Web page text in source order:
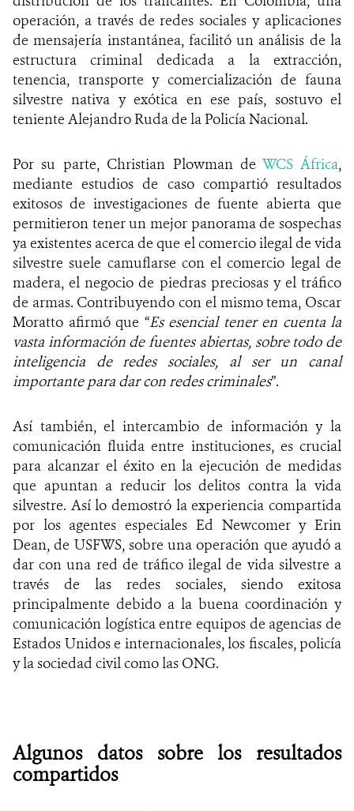
operación, a través de redes sociales y aplicaciones
de mensajería instantánea, facilitó un análisis de la
estructura criminal dedicada a la extracción,
tenencia, transporte y comercialización de fauna
silvestre nativa y exótica en ese país, sostuvo el
teniente Alejandro Ruda de la Policía Nacional.
Por su parte, Christian Plowman de WCS África,
mediante estudios de caso compartió resultados
exitosos de investigaciones de fuente abierta que
permitieron tener un mejor panorama de sospechas
ya existentes acerca de que el comercio ilegal de vida
silvestre suele camuflarse con el comercio legal de
madera, el negocio de piedras preciosas y el tráfico
de armas. Contribuyendo con el mismo tema, Oscar
Moratto afirmó que “Es esencial tener en cuenta la
vasta información de fuentes abiertas, sobre todo de
inteligencia de redes sociales, al ser un canal
importante para dar con redes criminales”.
Así también, el intercambio de información y la
comunicación fluida entre instituciones, es crucial
para alcanzar el éxito en la ejecución de medidas
que apuntan a reducir los delitos contra la vida
silvestre. Así lo demostró la experiencia compartida
por los agentes especiales Ed Newcomer y Erin
Dean, de USFWS, sobre una operación que ayudó a
dar con una red de tráfico ilegal de vida silvestre a
través de las redes sociales, siendo exitosa
principalmente debido a la buena coordinación y
comunicación logística entre equipos de agencias de
Estados Unidos e internacionales, los fiscales, policía
y la sociedad civil como las ONG.
Algunos datos sobre los resultados
compartidos